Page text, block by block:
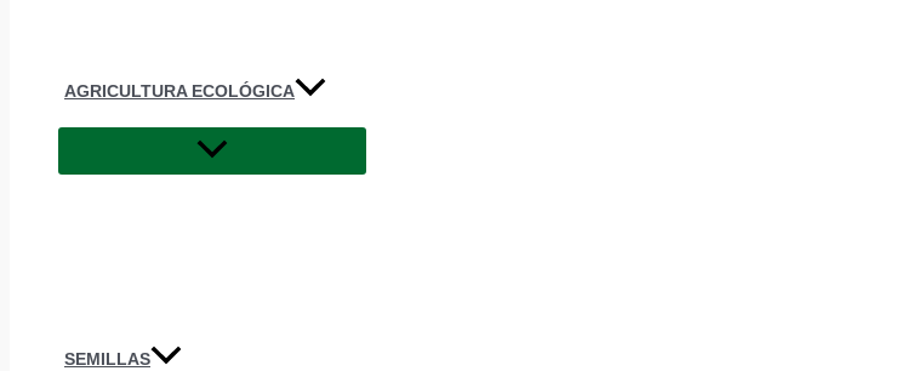
AGRICULTURA ECOLÓGICA
SEMILLAS